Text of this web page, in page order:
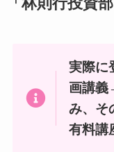
実際に
画講
み、そ
有料講